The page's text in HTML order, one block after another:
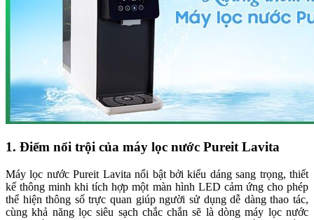
1. Điểm nổi trội của máy lọc nước Pureit Lavita
Máy lọc nước Pureit Lavita nổi bật bởi kiểu dáng sang trọng, thiết
kế thông minh khi tích hợp một màn hình LED cảm ứng cho phép
thể hiện thông số trực quan giúp người sử dụng dễ dàng thao tác,
cùng khả năng lọc siêu sạch chắc chắn sẽ là dòng máy lọc nước